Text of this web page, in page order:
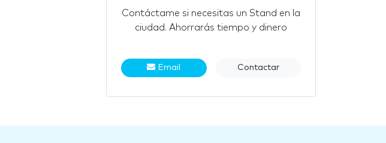
Contáctame si necesitas un Stand en la
ciudad. Ahorrarás tiempo y dinero
Email Contactar